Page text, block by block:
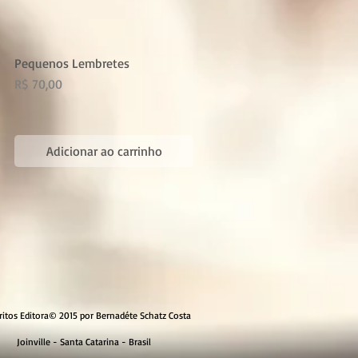
Pequenos Lembretes
Preço
R$ 70,00
Adicionar ao carrinho
Editora© 2015 por Bernadéte Schatz Costa
Joinville - Santa Catarina - Brasil